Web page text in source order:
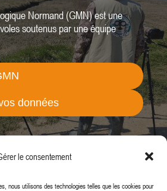
le consentement
nous utilisons des technologies telles que les cookies pour
terrestres, marins ou
compte de nombreuses
données
Normand (GMN) est une
soutenus par une équipe
données
pour la connaissance et la
sauvages.
données